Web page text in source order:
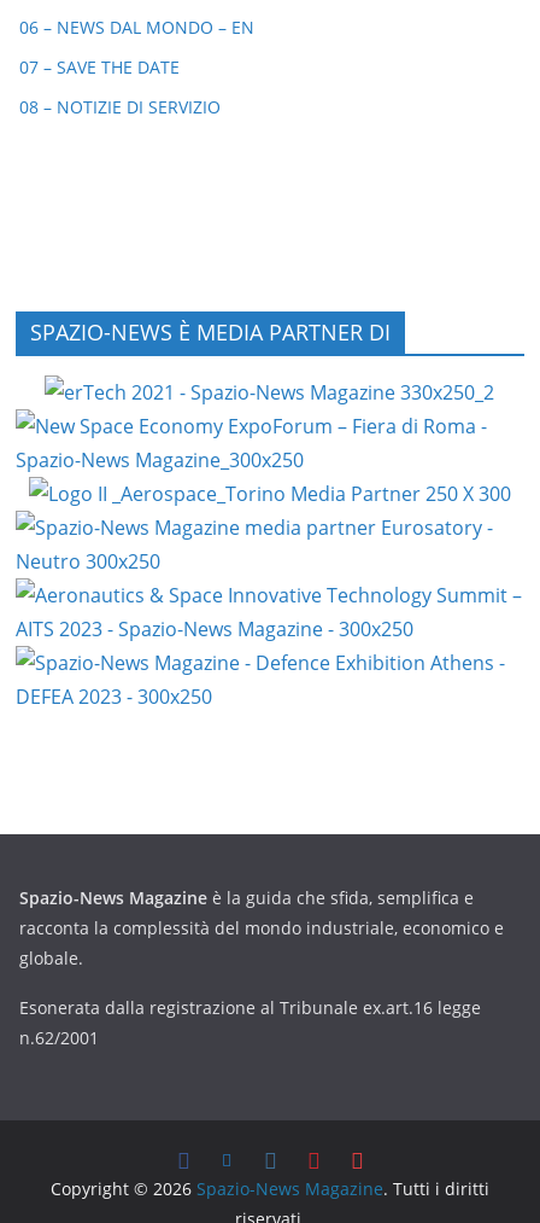
06 – NEWS DAL MONDO – EN
07 – SAVE THE DATE
08 – NOTIZIE DI SERVIZIO
SPAZIO-NEWS È MEDIA PARTNER DI
Spazio-News Magazine è la guida che sfida, semplifica e
racconta la complessità del mondo industriale, economico e
globale.
Esonerata dalla registrazione al Tribunale ex.art.16 legge
n.62/2001
Copyright © 2026 Spazio-News Magazine. Tutti i diritti